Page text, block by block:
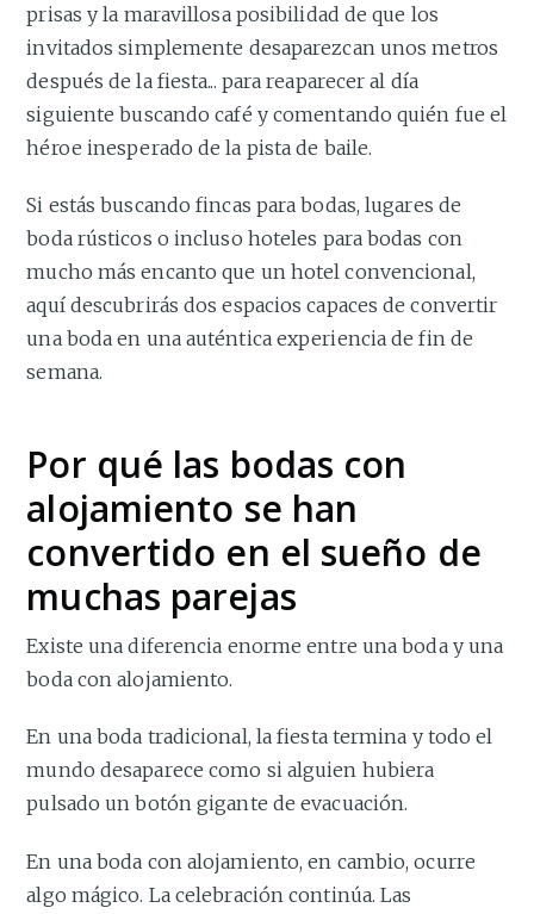
prisas y la maravillosa posibilidad de que los
invitados simplemente desaparezcan unos metros
después de la fiesta... para reaparecer al día
siguiente buscando café y comentando quién fue el
héroe inesperado de la pista de baile.
Si estás buscando fincas para bodas, lugares de
boda rústicos o incluso hoteles para bodas con
mucho más encanto que un hotel convencional,
aquí descubrirás dos espacios capaces de convertir
una boda en una auténtica experiencia de fin de
semana.
Por qué las bodas con
alojamiento se han
convertido en el sueño de
muchas parejas
Existe una diferencia enorme entre una boda y una
boda con alojamiento.
En una boda tradicional, la fiesta termina y todo el
mundo desaparece como si alguien hubiera
pulsado un botón gigante de evacuación.
En una boda con alojamiento, en cambio, ocurre
algo mágico. La celebración continúa. Las